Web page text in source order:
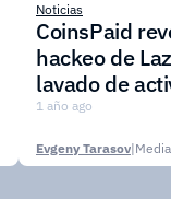
Noticias
CoinsPaid
hackeo de
lavado de
1 año ago
Evgeny Tarasov|